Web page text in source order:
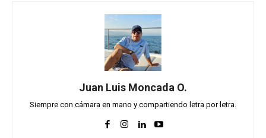
Juan Luis Moncada O.
Siempre con cámara en mano y compartiendo letra por letra.